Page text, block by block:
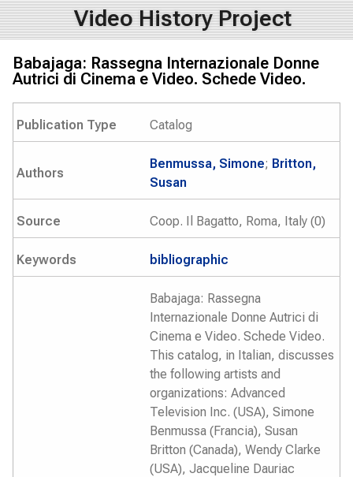
Video History Project
Babajaga: Rassegna Internazionale Donne
Autrici di Cinema e Video. Schede Video.
Publication Type Catalog
Authors
Benmussa, Simone; Britton,
Susan
Source Coop. Il Bagatto, Roma, Italy (0)
Keywords bibliographic
Babajaga: Rassegna
Internazionale Donne Autrici di
Cinema e Video. Schede Video.
This catalog, in Italian, discusses
the following artists and
organizations: Advanced
Television Inc. (USA), Simone
Benmussa (Francia), Susan
Britton (Canada), Wendy Clarke
(USA), Jacqueline Dauriac